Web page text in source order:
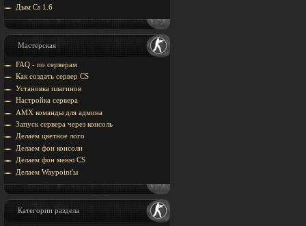
Дым Cs 1.6
Мастерская
FAQ - по серверам
Как создать сервер CS
Установка плагинов
Настройка сервера
AMX команды для админа
Запуск сервера через консоль
Делаем цветное лого
Делаем фон консоли
Делаем фон меню CS
Делаем Waypoint'ы
Категории раздела